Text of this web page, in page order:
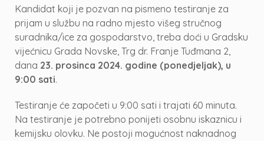
Kandidat koji je pozvan na pismeno testiranje za
prijam u službu na radno mjesto višeg stručnog
suradnika/ice za gospodarstvo, treba doći u Gradsku
vijećnicu Grada Novske, Trg dr. Franje Tuđmana 2,
dana 23. prosinca 2024. godine (ponedjeljak), u
9:00 sati.
Testiranje će započeti u 9:00 sati i trajati 60 minuta.
Na testiranje je potrebno ponijeti osobnu iskaznicu i
kemijsku olovku. Ne postoji mogućnost naknadnog